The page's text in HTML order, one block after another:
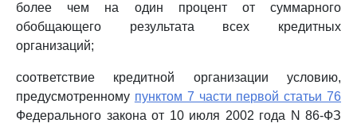
более чем на один процент от суммарного
обобщающего результата всех кредитных
организаций;
соответствие кредитной организации условию,
предусмотренному пунктом 7 части первой статьи 76
Федерального закона от 10 июля 2002 года N 86-ФЗ